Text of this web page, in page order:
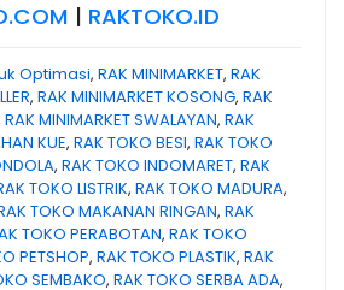
| RAKTOKO.ID
Optimasi, RAK MINIMARKET, RAK
, RAK MINIMARKET KOSONG, RAK
RAK MINIMARKET SWALAYAN, RAK
KUE, RAK TOKO BESI, RAK TOKO
, RAK TOKO INDOMARET, RAK
TOKO LISTRIK, RAK TOKO MADURA,
TOKO MAKANAN RINGAN, RAK
TOKO PERABOTAN, RAK TOKO
PETSHOP, RAK TOKO PLASTIK, RAK
SEMBAKO, RAK TOKO SERBA ADA,